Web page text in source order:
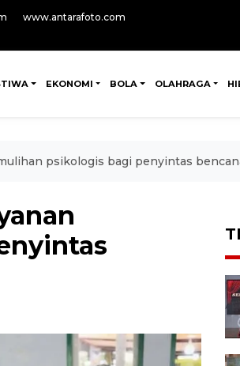
www.antarafoto.com
EKONOMI BOLA OLAHRAGA
psikologis bagi penyintas